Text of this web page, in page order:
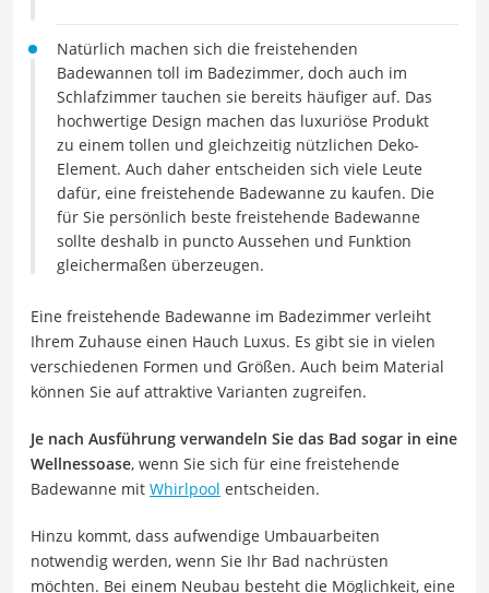
Natürlich machen sich die freistehenden
Badewannen toll im Badezimmer, doch auch im
Schlafzimmer tauchen sie bereits häufiger auf. Das
hochwertige Design machen das luxuriöse Produkt
zu einem tollen und gleichzeitig nützlichen Deko-
Element. Auch daher entscheiden sich viele Leute
dafür, eine freistehende Badewanne zu kaufen. Die
für Sie persönlich beste freistehende Badewanne
sollte deshalb in puncto Aussehen und Funktion
gleichermaßen überzeugen.
Eine freistehende Badewanne im Badezimmer verleiht
Ihrem Zuhause einen Hauch Luxus. Es gibt sie in vielen
verschiedenen Formen und Größen. Auch beim Material
können Sie auf attraktive Varianten zugreifen.
Je nach Ausführung verwandeln Sie das Bad sogar in eine
Wellnessoase, wenn Sie sich für eine freistehende
Badewanne mit Whirlpool entscheiden.
Hinzu kommt, dass aufwendige Umbauarbeiten
notwendig werden, wenn Sie Ihr Bad nachrüsten
möchten. Bei einem Neubau besteht die Möglichkeit, eine